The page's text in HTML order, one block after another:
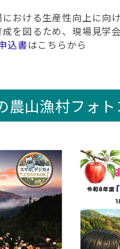
おける生産性向上に向
を図るため、現場見学会
込書はこちらから
山漁村フォト